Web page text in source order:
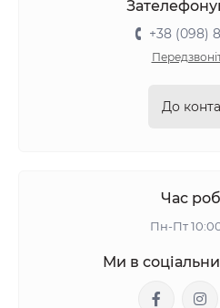
+38 (098)
До
Час
Пн-Пт
Ми в